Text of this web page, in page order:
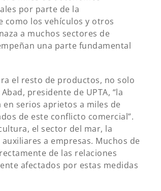
por parte de la
como los vehículos y otros
a muchos sectores de
una parte fundamental
el resto de productos, no solo
presidente de UPTA, “la
serios aprietos a miles de
de este conflicto comercial”.
el sector del mar, la
a empresas. Muchos de
de las relaciones
afectados por estas medidas